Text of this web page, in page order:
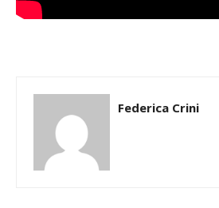
Federica Crini